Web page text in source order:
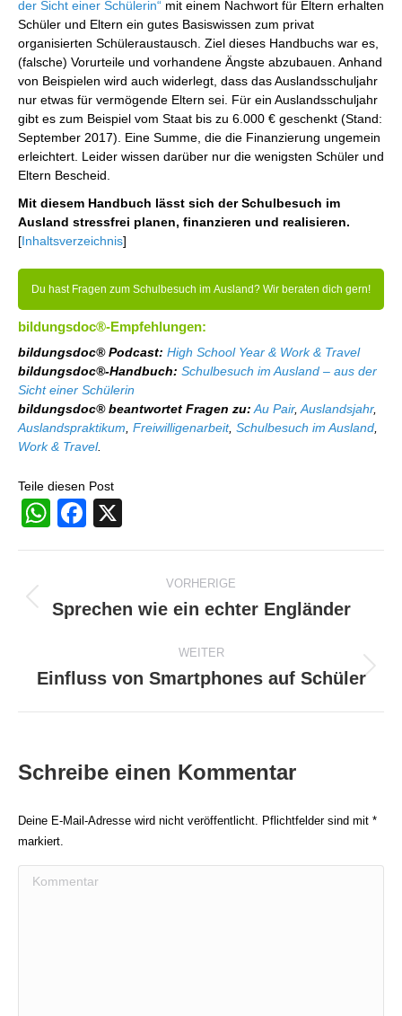
der Sicht einer Schülerin“ mit einem Nachwort für Eltern erhalten
Schüler und Eltern ein gutes Basiswissen zum privat
organisierten Schüleraustausch. Ziel dieses Handbuchs war es,
(falsche) Vorurteile und vorhandene Ängste abzubauen. Anhand
von Beispielen wird auch widerlegt, dass das Auslandsschuljahr
nur etwas für vermögende Eltern sei. Für ein Auslandsschuljahr
gibt es zum Beispiel vom Staat bis zu 6.000 € geschenkt (Stand:
September 2017). Eine Summe, die die Finanzierung ungemein
erleichtert. Leider wissen darüber nur die wenigsten Schüler und
Eltern Bescheid.
Mit diesem Handbuch lässt sich der Schulbesuch im
Ausland stressfrei planen, finanzieren und realisieren.
[Inhaltsverzeichnis]
Du hast Fragen zum Schulbesuch im Ausland? Wir beraten dich gern!
bildungsdoc®-Empfehlungen:
bildungsdoc® Podcast: High School Year & Work & Travel
bildungsdoc®-Handbuch: Schulbesuch im Ausland – aus der
Sicht einer Schülerin
bildungsdoc® beantwortet Fragen zu: Au Pair, Auslandsjahr,
Auslandspraktikum Freiwilligenarbeit, Schulbesuch im Ausland
Work & Travel.
Teile diesen Post
WhatsApp
Facebook
VORHERIGE
Vorheriger
Sprechen wie ein echter Engländer
WEITER
Nächster
Einfluss von Smartphones auf Schüler
Schreibe einen Kommentar
Deine E-Mail-Adresse wird nicht veröffentlicht. Pflichtfelder sind mit *
markiert.
Kommentar